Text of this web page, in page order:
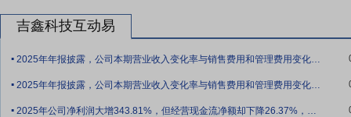
要点12：发展规划
公司将减少1MW以下的风电铸件的生产，最大限
2.5MW及以上的大功率风电机组配套用铸件，计划在现有风电铸件
开发超大功率(3-5MW)风电机组铸件的生产工艺，深化无损探伤研究
吉鑫科技互动易
. 2025年年报披露，公司本期营业收入变化率与销售费用和管理费用变化率相差54.4
. 2025年年报披露，公司本期营业收入变化率与销售费用和管理费用变化率相差54%，
. 2025年公司净利润大增343.81%，但经营现金流净额却下降26.37%，请解